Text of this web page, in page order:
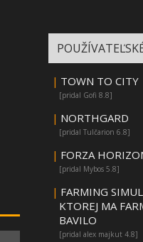
| TOWN TO CITY
[pridal Gofi 8.8]
| NORTHGARD
[pridal Tulčarion 6.8]
| FORZA
[pridal Mybos 5.8]
| FARMING
KTOREJ MA
BAVILO
[pridal alex majkut 4.8]